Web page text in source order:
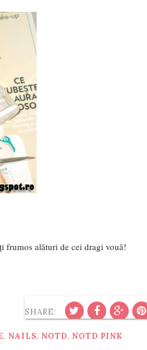
frumos alături de cei dragi vouă!
SHARE:
, NAILS, NOTD, NOTD PINK